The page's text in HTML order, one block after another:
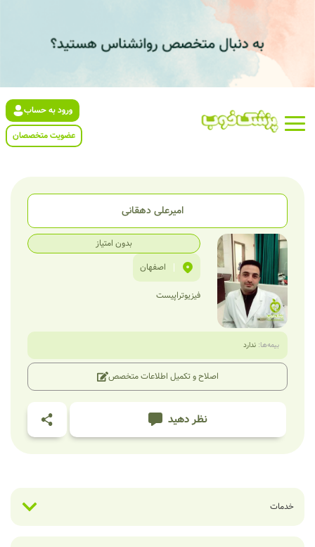
ورود به حساب
عضویت متخصصان
امیرعلی دهقانی
بدون امتیاز
|
اصفهان
فیزیوتراپیست
بیمه‌ها: ندارد
اصلاح و تکمیل اطلاعات متخصص
نظر دهید
خدمات